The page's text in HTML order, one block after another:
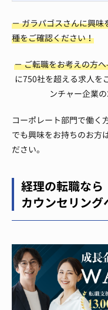
− ガラパゴスさんに興味
種をご確認ください！
− ご転職をお考えの方へ
に750社を超える求人を
ンチャー企業
コーポレート部門で働く
でも興味をお持ちのお方は
ださい。
経理の転職なら
カウンセリング